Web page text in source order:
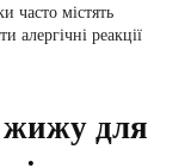
часто містять
алергічні реакції
жижу для